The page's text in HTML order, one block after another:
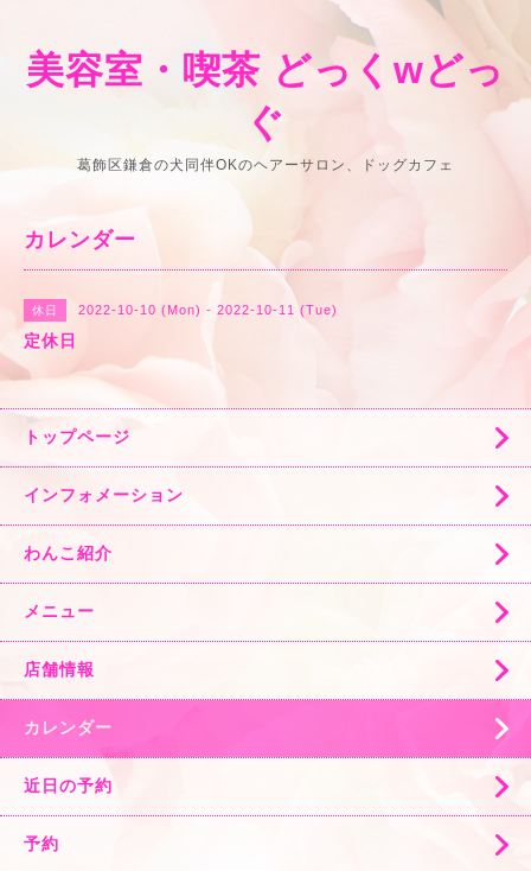
美容室・喫茶 どっくwどっ
ぐ
葛飾区鎌倉の犬同伴OKのヘアーサロン、ドッグカフェ
カレンダー
休日 2022-10-10 (Mon) - 2022-10-11 (Tue)
定休日
トップページ
インフォメーション
わんこ紹介
メニュー
店舗情報
カレンダー
近日の予約
予約